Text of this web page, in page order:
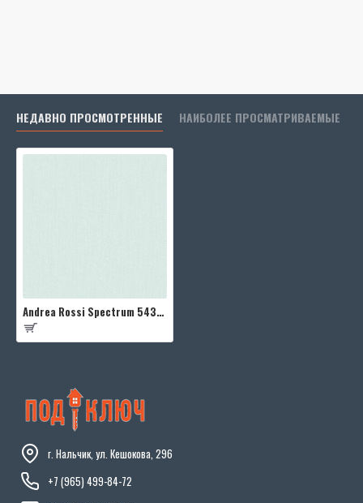
НЕДАВНО ПРОСМОТРЕННЫЕ НАИБОЛЕЕ ПРОСМАТРИВАЕМЫЕ
Andrea Rossi Spectrum 54335-17
г. Нальчик, ул. Кешокова, 296
+7 (965) 499-84-72